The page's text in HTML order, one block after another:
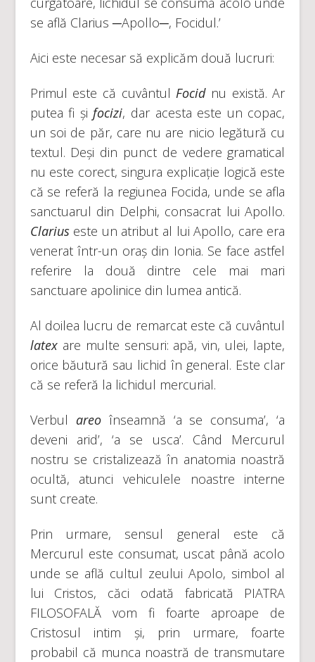
se află Clarius ─Apollo─, Focidul.’
Aici este necesar să explicăm două lucruri:
Primul este că cuvântulFocidnu există. Ar
putea fi șifocizi, dar acesta este un copac,
un soi de păr, care nu are nicio legătură cu
textul. Deși din punct de vedere gramatical
nu este corect, singura explicație logică este
că se referă la regiunea Focida, unde se afla
sanctuarul din Delphi, consacrat lui Apollo.
Clariuseste un atribut al lui Apollo, care era
venerat într-un oraș din Ionia. Se face astfel
referire la două dintre cele mai mari
sanctuare apolinice din lumea antică.
Al doilea lucru de remarcat este că cuvântul
latexare multe sensuri: apă, vin, ulei, lapte,
orice băutură sau lichid în general. Este clar
că se referă la lichidul mercurial.
Verbul areoînseamnă ‘a se consuma’, ‘a
deveni arid’, ‘a se usca’. Când Mercurul
nostru se cristalizează în anatomia noastră
ocultă, atunci vehiculele noastre interne
sunt create.
Prin urmare, sensul general este că
Mercurul este consumat, uscat până acolo
unde se află cultul zeului Apolo, simbol al
lui Cristos, căci odată fabricată PIATRA
FILOSOFALĂ vom fi foarte aproape de
Cristosul intim și, prin urmare, foarte
probabil că munca noastră de transmutare